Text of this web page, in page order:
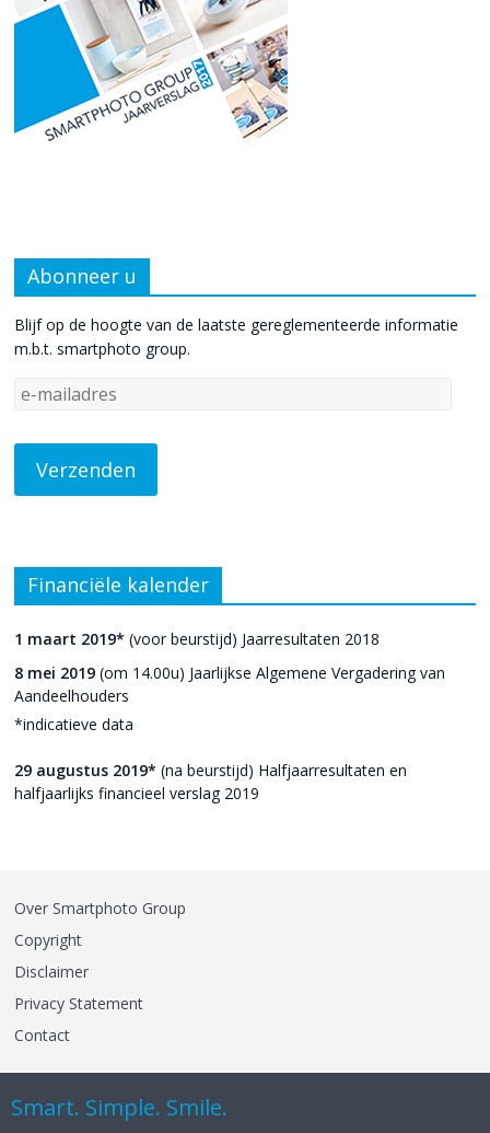
Abonneer u
Blijf op de hoogte van de laatste gereglementeerde informatie
m.b.t. smartphoto group.
Financiële kalender
1 maart 2019* (voor beurstijd) Jaarresultaten 2018
8 mei 2019 (om 14.00u) Jaarlijkse Algemene Vergadering van
Aandeelhouders
*indicatieve data
29 augustus 2019* (na beurstijd) Halfjaarresultaten en
halfjaarlijks financieel verslag 2019
Over Smartphoto Group
Copyright
Disclaimer
Privacy Statement
Contact
Smart. Simple. Smile.